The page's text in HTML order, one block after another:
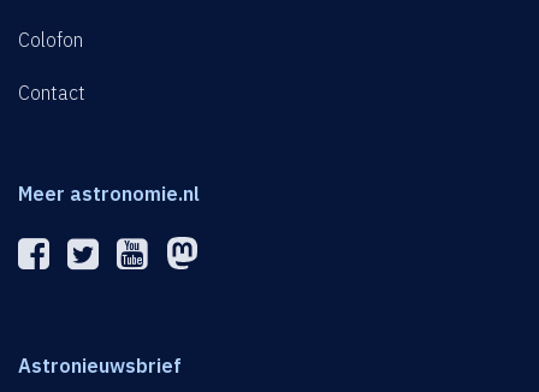
Colofon
Contact
Meer astronomie.nl
Astronieuwsbrief